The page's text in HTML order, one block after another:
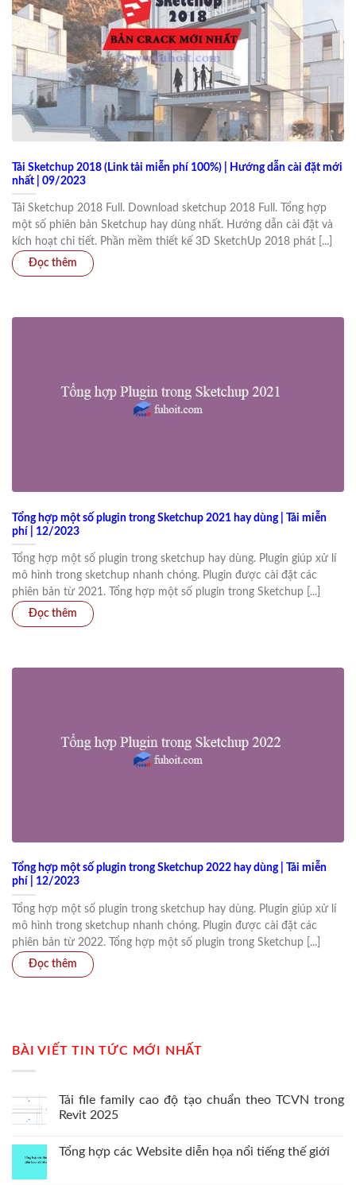
Tải Sketchup 2018 (Link tải miễn phí 100%) | Hướng dẫn cài đặt mới
nhất | 09/2023
Tải Sketchup 2018 Full. Download sketchup 2018 Full. Tổng hợp
một số phiên bản Sketchup hay dùng nhất. Hướng dẫn cài đặt và
kích hoạt chi tiết. Phần mềm thiết kế 3D SketchUp 2018 phát [...]
Tổng hợp một số plugin trong Sketchup 2021 hay dùng | Tải miễn
phí | 12/2023
Tổng hợp một số plugin trong sketchup hay dùng. Plugin giúp xử lí
mô hình trong sketchup nhanh chóng. Plugin được cài đặt các
phiên bản từ 2021. Tổng hợp một số plugin trong Sketchup [...]
Tổng hợp một số plugin trong Sketchup 2022 hay dùng | Tải miễn
phí | 12/2023
Tổng hợp một số plugin trong sketchup hay dùng. Plugin giúp xử lí
mô hình trong sketchup nhanh chóng. Plugin được cài đặt các
phiên bản từ 2022. Tổng hợp một số plugin trong Sketchup [...]
BÀI VIẾT TIN TỨC MỚI NHẤT
Tải file family cao độ tạo chuẩn theo TCVN trong
Revit 2025
Tổng hợp các Website diễn họa nổi tiếng thế giới